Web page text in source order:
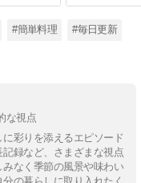
#簡単料理 #毎日更新
な視点
彩りを添えるエピソード
録など、さまざまな視点
なく季節の風景や味わい